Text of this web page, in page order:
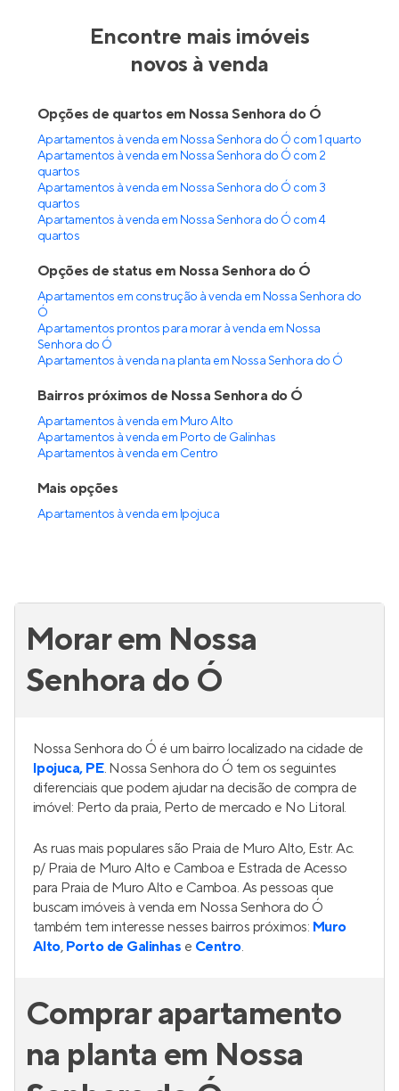
Encontre mais imóveis
novos à venda
Opções de quartos em Nossa Senhora do Ó
Apartamentos à venda em Nossa Senhora do Ó com 1 quarto
Apartamentos à venda em Nossa Senhora do Ó com 2
quartos
Apartamentos à venda em Nossa Senhora do Ó com 3
quartos
Apartamentos à venda em Nossa Senhora do Ó com 4
quartos
Opções de status em Nossa Senhora do Ó
Apartamentos em construção à venda em Nossa Senhora do
Ó
Apartamentos prontos para morar à venda em Nossa
Senhora do Ó
Apartamentos à venda na planta em Nossa Senhora do Ó
Bairros próximos de Nossa Senhora do Ó
Apartamentos à venda em Muro Alto
Apartamentos à venda em Porto de Galinhas
Apartamentos à venda em Centro
Mais opções
Apartamentos à venda em Ipojuca
Morar em Nossa
Senhora do Ó
Nossa Senhora do Ó é um bairro localizado na cidade de
Ipojuca, PE. Nossa Senhora do Ó tem os seguintes
diferenciais que podem ajudar na decisão de compra de
imóvel: Perto da praia, Perto de mercado e No Litoral.
As ruas mais populares são Praia de Muro Alto, Estr. Ac.
p/ Praia de Muro Alto e Camboa e Estrada de Acesso
para Praia de Muro Alto e Camboa. As pessoas que
buscam imóveis à venda em Nossa Senhora do Ó
também tem interesse nesses bairros próximos: Muro
Alto, Porto de Galinhas e Centro.
Comprar apartamento
na planta em Nossa